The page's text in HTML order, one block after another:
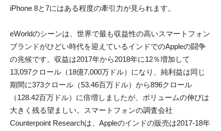
iPhone 8と7にはある程度の牽引力が見られます。
eWorldのシーンは、世界で最も収益性の高いスマートフォン
ブランドがひどい時代を迎えているインドでのAppleの闘争
の兆候です。収益は2017年から2018年に12％増加して
13,097クロール（18億7,000万ドル）になり、純利益は同じ
期間に373クロール（53.46百万ドル）から896クロール
（128.42百万ドル）に倍増しましたが、ボリュームの伸びは
大きく残る望ましい。スマートフォンの調査会社
Counterpoint Researchは、Appleのインドの販売は2017-18年